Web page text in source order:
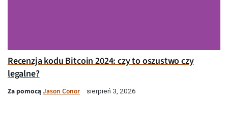
Recenzja kodu Bitcoin 2024: czy to oszustwo czy
legalne?
Za pomocąJason Conor sierpień 3, 2026